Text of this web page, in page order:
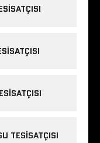
TESISATÇISI